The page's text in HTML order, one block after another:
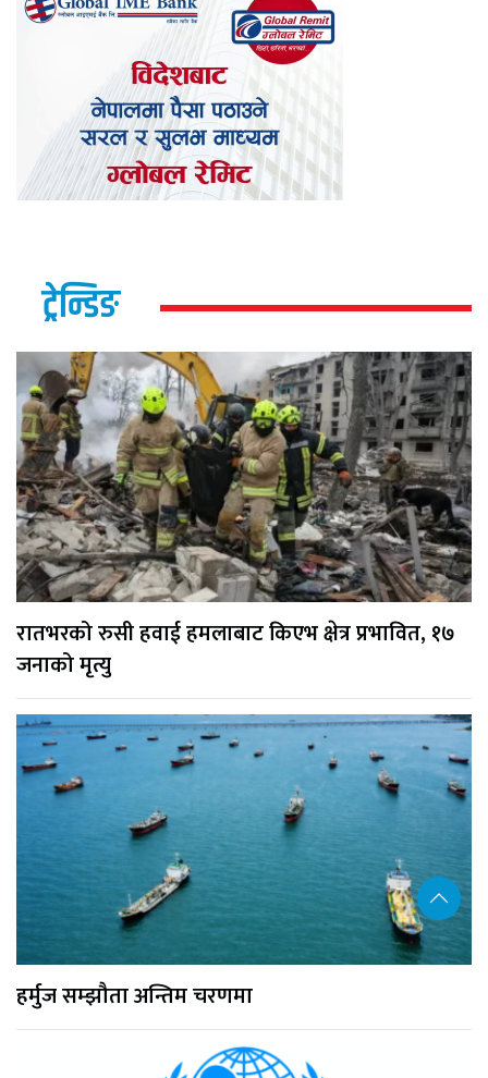
ट्रेन्डिङ
रातभरको रुसी हवाई हमलाबाट किएभ क्षेत्र प्रभावित, १७
जनाको मृत्यु
हर्मुज सम्झौता अन्तिम चरणमा